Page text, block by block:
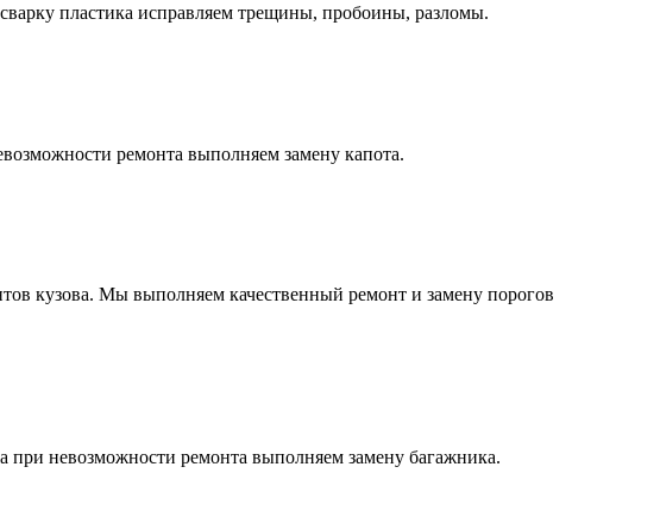
пластика исправляем трещины, пробоины, разломы.
ремонта выполняем замену капота.
кузова. Мы выполняем качественный ремонт и замену порогов
невозможности ремонта выполняем замену багажника.